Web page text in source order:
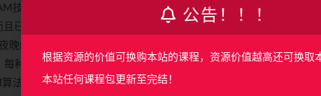
技术是实现自主导航的前提与关键。现有的机器人与自动驾驶车辆
已有许多优秀的激光SLAM与视觉SLAM
晚的影响；激光雷达获取的3D点云较为稀疏，而且在长走廊，隧道
种模态的传感器只能在适当的环境中发挥积极的作用。因此，我们
算法
能够在各种挑战性环境下持续输出鲁棒且精确的估计结果。因此
公告！！！
根据资源的价值可换购本站的课程，资源价值越高还可换取
本站任何课程包更新至完结！